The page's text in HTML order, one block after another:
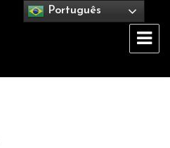
Português